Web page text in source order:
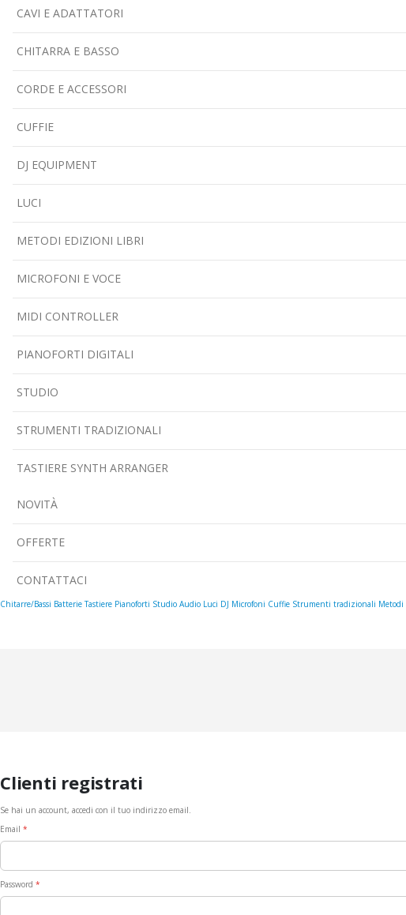
CAVI E ADATTATORI
CHITARRA E BASSO
CORDE E ACCESSORI
CUFFIE
DJ EQUIPMENT
LUCI
METODI EDIZIONI LIBRI
MICROFONI E VOCE
MIDI CONTROLLER
PIANOFORTI DIGITALI
STUDIO
STRUMENTI TRADIZIONALI
TASTIERE SYNTH ARRANGER
NOVITÀ
OFFERTE
CONTATTACI
Chitarre/Bassi Batterie Tastiere Pianoforti Studio Audio Luci DJ Microfoni Cuffie Strumenti tradizionali Metodi
Clienti registrati
Se hai un account, accedi con il tuo indirizzo email.
Email
Password